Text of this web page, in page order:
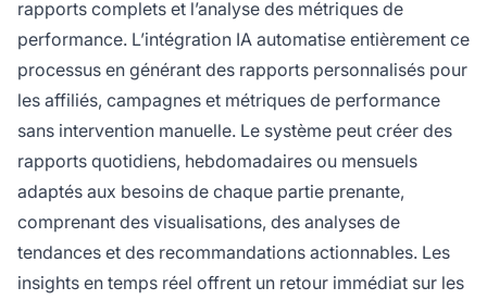
rapports complets et l’analyse des métriques de
performance. L’intégration IA automatise entièrement ce
processus en générant des rapports personnalisés pour
les affiliés, campagnes et métriques de performance
sans intervention manuelle. Le système peut créer des
rapports quotidiens, hebdomadaires ou mensuels
adaptés aux besoins de chaque partie prenante,
comprenant des visualisations, des analyses de
tendances et des recommandations actionnables. Les
insights en temps réel offrent un retour immédiat sur les